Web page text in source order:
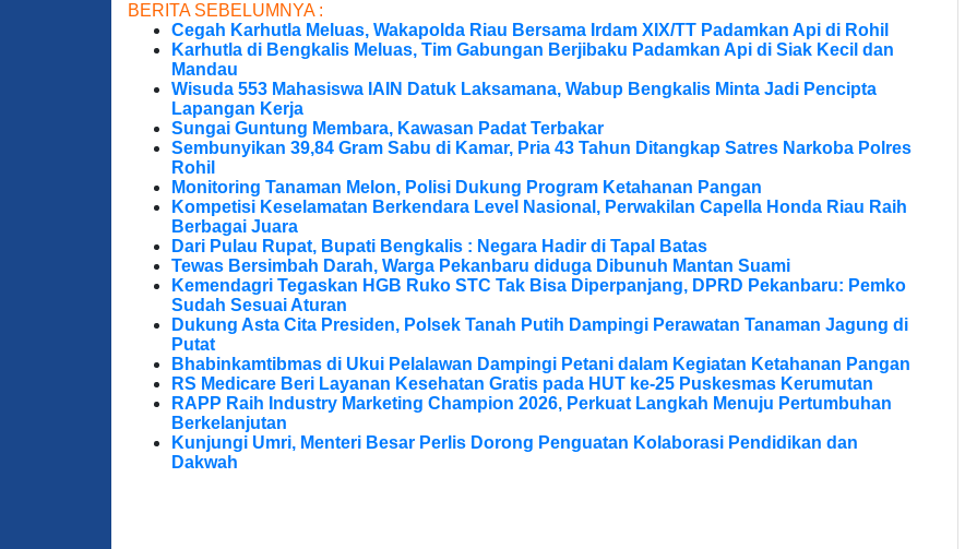
BERITA SEBELUMNYA :
Cegah Karhutla Meluas, Wakapolda Riau Bersama Irdam XIX/TT Padamkan Api di Rohil
Karhutla di Bengkalis Meluas, Tim Gabungan Berjibaku Padamkan Api di Siak Kecil dan
Mandau
Wisuda 553 Mahasiswa IAIN Datuk Laksamana, Wabup Bengkalis Minta Jadi Pencipta
Lapangan Kerja
Sungai Guntung Membara, Kawasan Padat Terbakar
Sembunyikan 39,84 Gram Sabu di Kamar, Pria 43 Tahun Ditangkap Satres Narkoba Polres
Rohil
Monitoring Tanaman Melon, Polisi Dukung Program Ketahanan Pangan
Kompetisi Keselamatan Berkendara Level Nasional, Perwakilan Capella Honda Riau Raih
Berbagai Juara
Dari Pulau Rupat, Bupati Bengkalis : Negara Hadir di Tapal Batas
Tewas Bersimbah Darah, Warga Pekanbaru diduga Dibunuh Mantan Suami
Kemendagri Tegaskan HGB Ruko STC Tak Bisa Diperpanjang, DPRD Pekanbaru: Pemko
Sudah Sesuai Aturan
Dukung Asta Cita Presiden, Polsek Tanah Putih Dampingi Perawatan Tanaman Jagung di
Putat
Bhabinkamtibmas di Ukui Pelalawan Dampingi Petani dalam Kegiatan Ketahanan Pangan
RS Medicare Beri Layanan Kesehatan Gratis pada HUT ke-25 Puskesmas Kerumutan
RAPP Raih Industry Marketing Champion 2026, Perkuat Langkah Menuju Pertumbuhan
Berkelanjutan
Kunjungi Umri, Menteri Besar Perlis Dorong Penguatan Kolaborasi Pendidikan dan
Dakwah